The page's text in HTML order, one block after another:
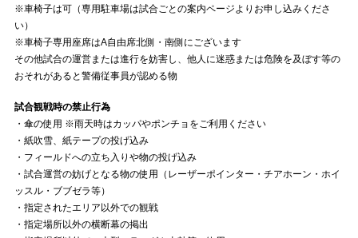
※車椅子は可（専用駐車場は試合ごとの案内ページよりお申し込みくださ
い）
※車椅子専用座席はA自由席北側・南側にございます
その他試合の運営または進行を妨害し、他人に迷惑または危険を及ぼす等の
おそれがあると警備従事員が認める物
試合観戦時の禁止行為
・傘の使用 ※雨天時はカッパやポンチョをご利用ください
・紙吹雪、紙テープの投げ込み
・フィールドへの立ち入りや物の投げ込み
・試合運営の妨げとなる物の使用（レーザーポインター・チアホーン・ホイ
ッスル・ブブゼラ等）
・指定されたエリア以外での観戦
・指定場所以外の横断幕の掲出